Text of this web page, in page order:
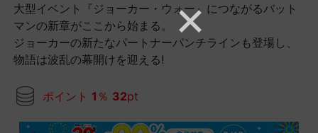
大型イベント『ジョーカー・ウォー』につながるバット
マンの新章がここから始まる。
ジョーカーの新たなパートナーパンチラインも登場し、
物語は波乱の幕開けを迎える!
ポイント 1 ％ 32pt